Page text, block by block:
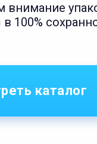
внимание
в 100%
каталог